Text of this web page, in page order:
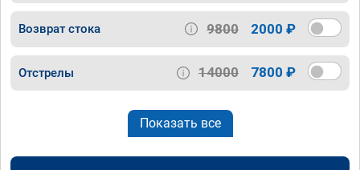
Возврат стока 9800 2000 ₽
Отстрелы 14000 7800 ₽
Показать все